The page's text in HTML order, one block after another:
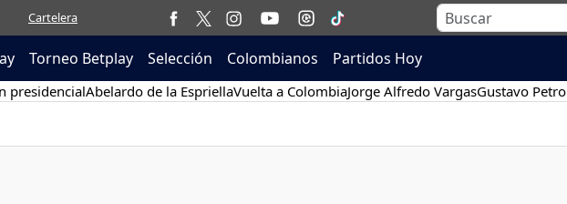
Cartelera
Torneo Betplay Selección Colombianos Partidos Hoy
presidencialAbelardo de la EspriellaVuelta a ColombiaJorge Alfredo VargasGustavo Petro